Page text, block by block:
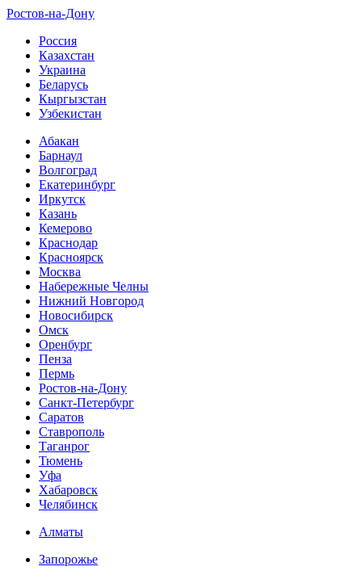
Ростов-на-Дону
Россия
Казахстан
Украина
Беларусь
Кыргызстан
Узбекистан
Абакан
Барнаул
Волгоград
Екатеринбург
Иркутск
Казань
Кемерово
Краснодар
Красноярск
Москва
Набережные Челны
Нижний Новгород
Новосибирск
Омск
Оренбург
Пенза
Пермь
Ростов-на-Дону
Санкт-Петербург
Саратов
Ставрополь
Таганрог
Тюмень
Уфа
Хабаровск
Челябинск
Алматы
Запорожье